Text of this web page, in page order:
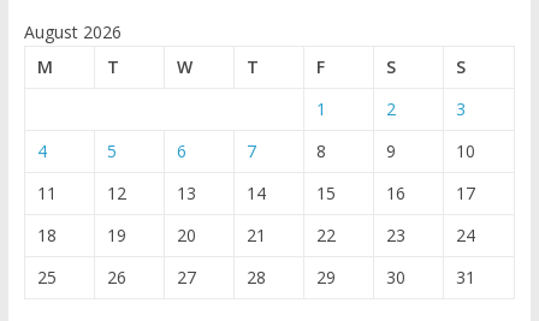
August 2026
M
T W T F S
S
1
2
3
4
5 6 7 8 9
10
11
12 13 14 15 16
17
18
19 20 21 22 23
24
25
26 27 28 29 30 31